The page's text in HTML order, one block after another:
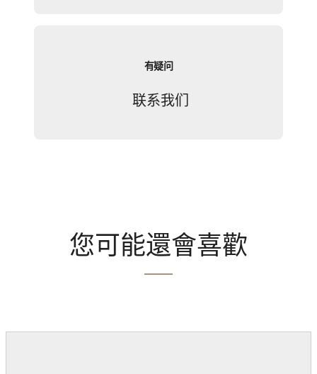
有疑问
联系我们
您可能還會喜歡